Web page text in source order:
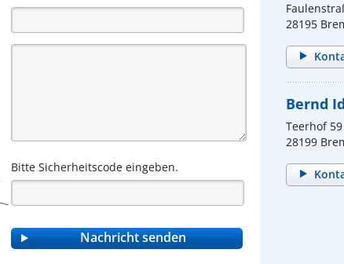
Bitte Sicherheitscode eingeben.
28195
Bernd
Teerhof 59
28199